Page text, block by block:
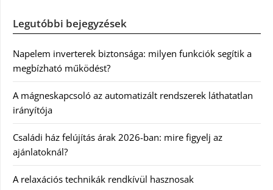
Legutóbbi bejegyzések
Napelem inverterek biztonsága: milyen funkciók segítik a
megbízható működést?
A mágneskapcsoló az automatizált rendszerek láthatatlan
irányítója
Családi ház felújítás árak 2026-ban: mire figyelj az
ajánlatoknál?
A relaxációs technikák rendkívül hasznosak